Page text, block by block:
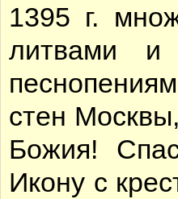
1395 г.
лит­ва­ми и
стен
Бо­жия!
Ико­ну с